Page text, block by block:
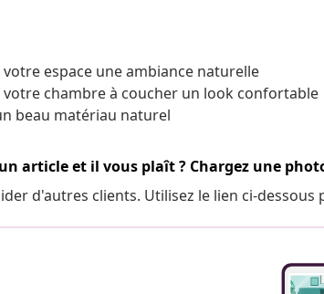
votre espace une ambiance naturelle
votre chambre à coucher un look confortable
beau matériau naturel
article et il vous plaît ? Chargez une
d'autres clients. Utilisez le lien ci-dessous